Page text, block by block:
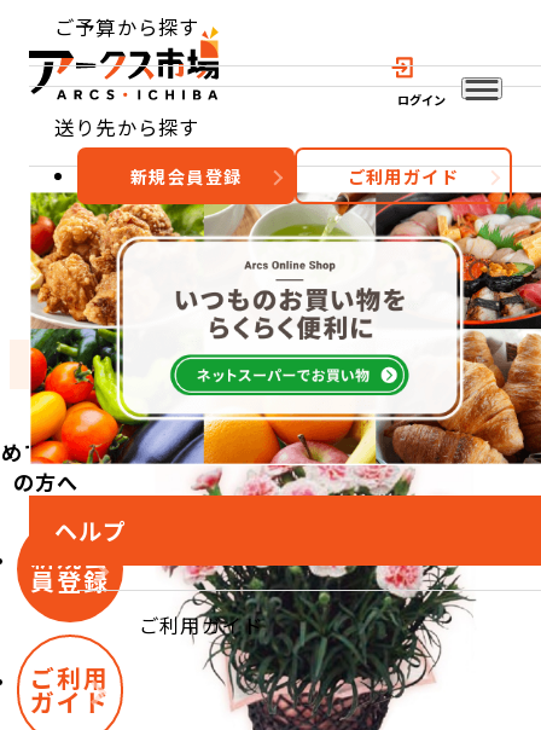
ログイン
ご予算から探す
送り先から探す
ヘルプ
ご利用ガイド
新規会員登録 ご利用ガイド
おすすめ 特集 カテゴリー
てご利用
の方へ
新規会
員登録
ご利用
ガイド